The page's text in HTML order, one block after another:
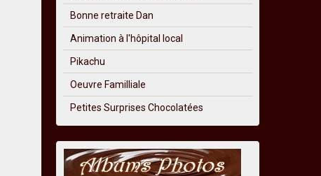
Bonne retraite Dan
Animation à l'hôpital local
Pikachu
Oeuvre Familliale
Petites Surprises Chocolatées